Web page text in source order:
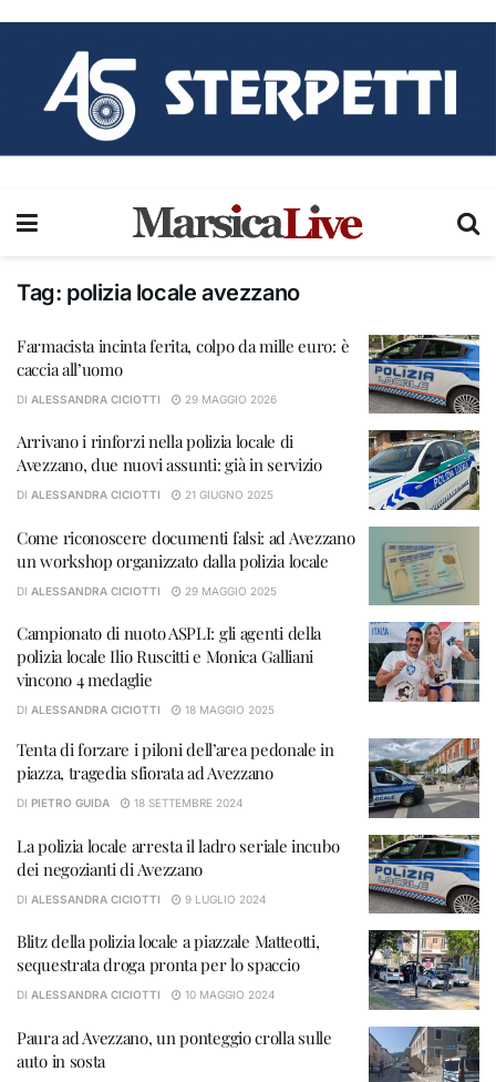
Tag: polizia locale avezzano
Farmacista incinta ferita, colpo da mille euro: è
caccia all’uomo
DI ALESSANDRA CICIOTTI 29 MAGGIO 2026
Arrivano i rinforzi nella polizia locale di
Avezzano, due nuovi assunti: già in servizio
DI ALESSANDRA CICIOTTI 21 GIUGNO 2025
Come riconoscere documenti falsi: ad Avezzano
un workshop organizzato dalla polizia locale
DI ALESSANDRA CICIOTTI 29 MAGGIO 2025
Campionato di nuoto ASPLI: gli agenti della
polizia locale Ilio Ruscitti e Monica Galliani
vincono 4 medaglie
DI ALESSANDRA CICIOTTI 18 MAGGIO 2025
Tenta di forzare i piloni dell’area pedonale in
piazza, tragedia sfiorata ad Avezzano
DI PIETRO GUIDA 18 SETTEMBRE 2024
La polizia locale arresta il ladro seriale incubo
dei negozianti di Avezzano
DI ALESSANDRA CICIOTTI 9 LUGLIO 2024
Blitz della polizia locale a piazzale Matteotti,
sequestrata droga pronta per lo spaccio
DI ALESSANDRA CICIOTTI 10 MAGGIO 2024
Paura ad Avezzano, un ponteggio crolla sulle
auto in sosta